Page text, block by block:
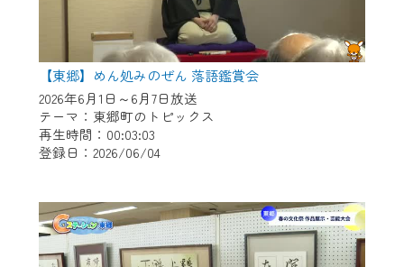
【東郷】めん処みのぜん 落語鑑賞会
2026年6月1日～6月7日放送
テーマ：東郷町のトピックス
再生時間：00:03:03
登録日：2026/06/04